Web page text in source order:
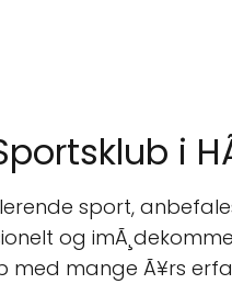
i
sport,
og
med mange Ã¥rs